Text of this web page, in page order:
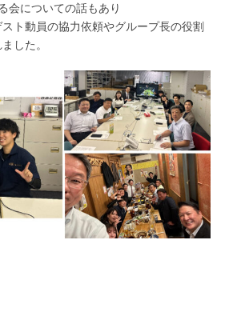
会についての話もあり
ト動員の協力依頼やグループ長の役割
した。